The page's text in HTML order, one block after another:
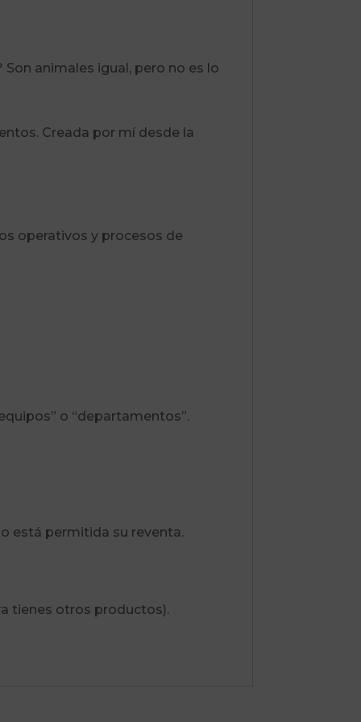
animales igual, pero no es lo
Creada por mí desde la
operativos y procesos de
o “departamentos”.
está permitida su reventa.
tienes otros productos).